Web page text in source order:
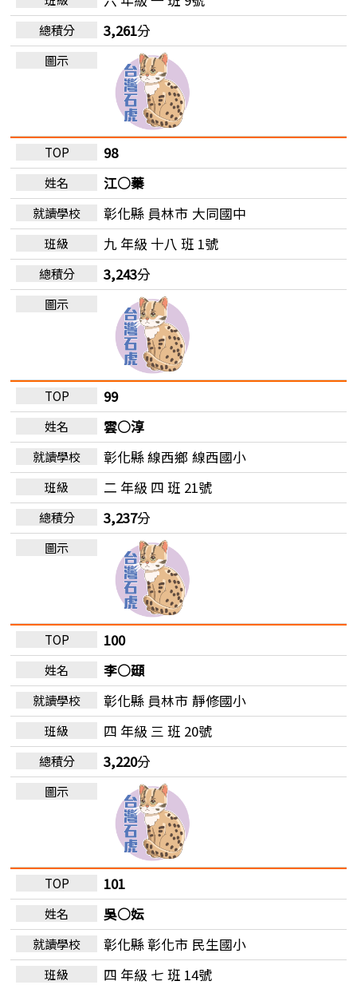
3,261分
98
江○蓁
彰化縣 員林市 大同國中
九 年級 十八 班 1號
3,243分
99
雲○淳
彰化縣 線西鄉 線西國小
二 年級 四 班 21號
3,237分
100
李○頲
彰化縣 員林市 靜修國小
四 年級 三 班 20號
3,220分
101
吳○妘
彰化縣 彰化市 民生國小
四 年級 七 班 14號